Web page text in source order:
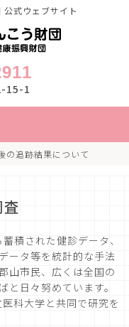
式ウェブサイト
15-1
の追跡結果について
積された健診データ、
ータ等を統計的な手法
山市民、広くは全国の
日々努めています。
科大学と共同で研究を